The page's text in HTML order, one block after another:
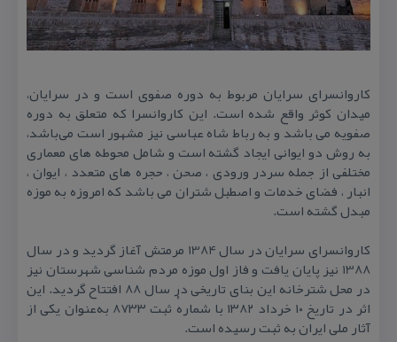
كاروانسرای سرایان مربوط به دوره صفوی است و در سرایان،
میدان كوثر واقع شده است. این كاروانسرا كه متعلق به دوره
صفویه می باشد و به رباط شاه عباسی نیز مشهور است می‌باشد،
به روش دو ایوانی ایجاد گشته است و شامل محوطه های معماری
مختلفی از جمله سردر ورودی ، صحن ، حجره های متعدد ، ایوان ،
انبار ، فضای خدمات و اصطبل شتران می باشد كه امروزه به موزه
مبدل گشته است.
كاروانسرای سرایان در سال 1384 مرمتش آغاز گردید و در سال
1388 نیز پایان یافت و فاز اول موزه مردم شناسی شهرستان نیز
در محل شترخانه این بنای تاریخی در سال 88 افتتاح گردید. این
اثر در تاریخ ۱۰ خرداد ۱۳۸۲ با شمارهٔ ثبت ۸۷۳۳ به‌عنوان یكی از
آثار ملی ایران به ثبت رسیده است.